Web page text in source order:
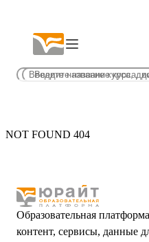
NOT FOUND 404
Образовательная
контент, сервисы, данные